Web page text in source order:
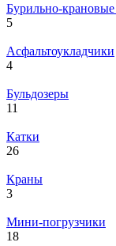
Бурильно-крановые
5
Асфальтоукладчики
4
Бульдозеры
11
Катки
26
Краны
3
Мини-погрузчики
18